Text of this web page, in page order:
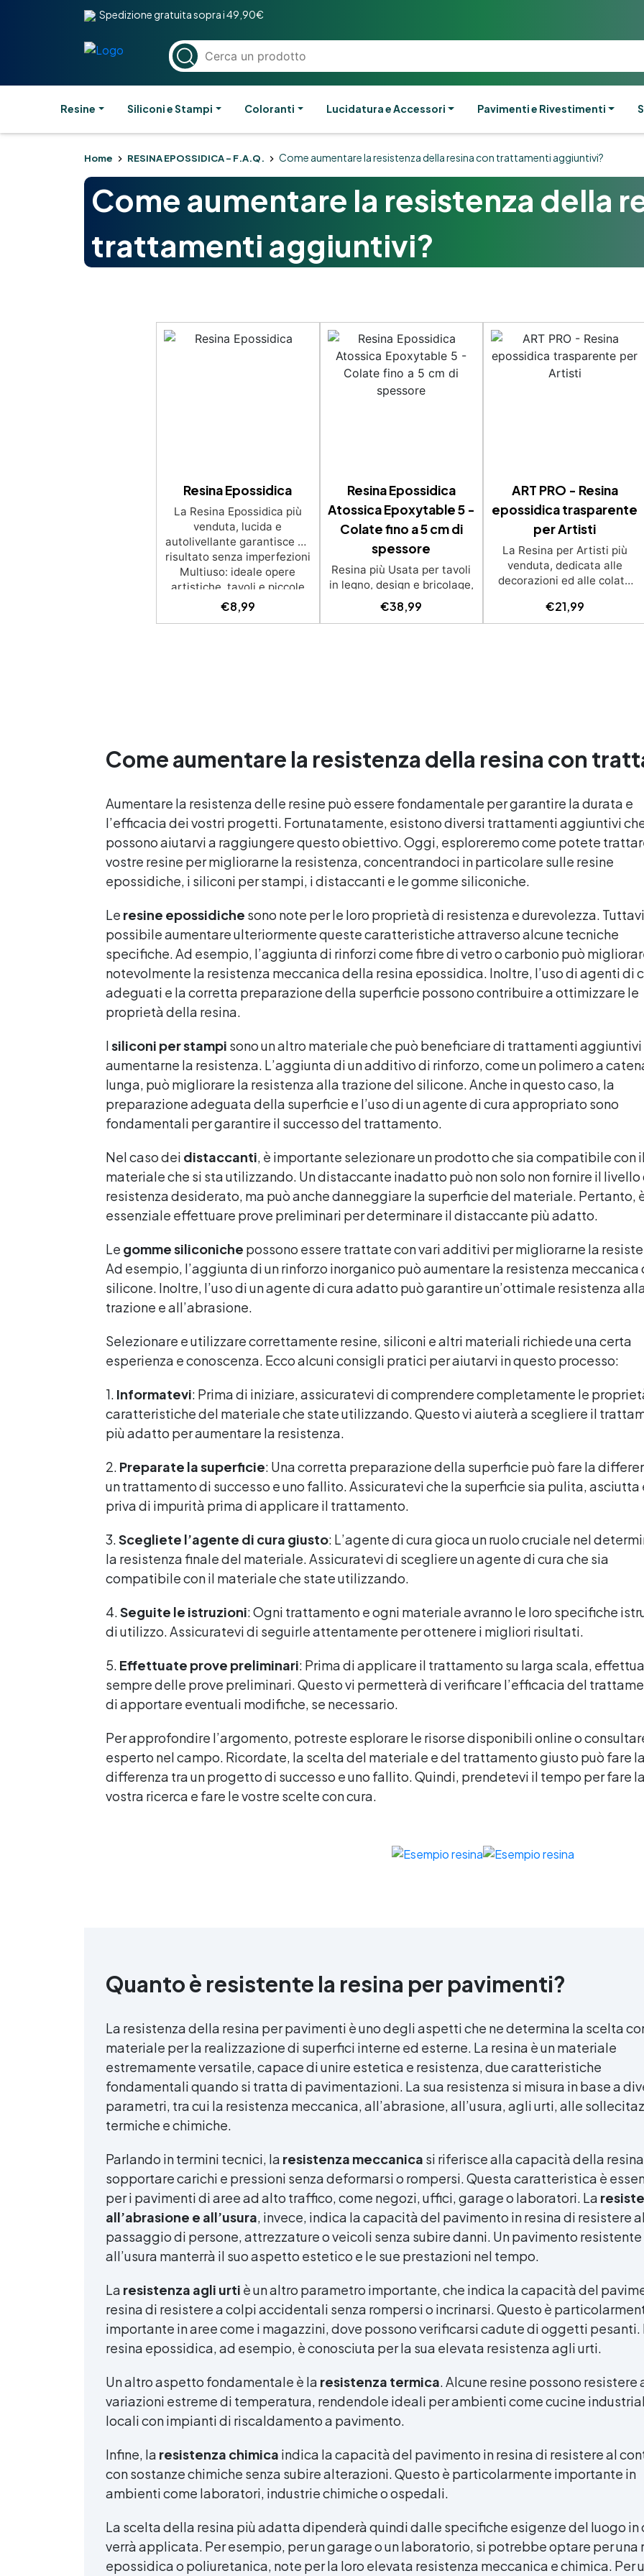
Spedizione gratuita sopra i 49,90€
Resine Siliconi e Stampi Coloranti Lucidatura e Accessori Pavimenti e Rivestimenti
Home RESINA EPOSSIDICA – F.A.Q. Come aumentare la resistenza della resina con trattamenti aggiuntivi?
Come aumentare la resistenza della
trattamenti aggiuntivi?
Resina Epossidica
La Resina Epossidica più
venduta, lucida e
autolivellante garantisce un
risultato senza imperfezioni
Multiuso: ideale opere
artistiche, tavoli e piccole
creazioni con colate da 1
mm a 2 cm Resistente ai
inglobamenti Certificata
Atossica post catalisi per
free e VoC Free
€8,99
Resina Epossidica
Atossica Epoxytable 5 -
Colate fino a 5 cm di
spessore
Resina più Usata per tavoli
in legno, design e bricolage,
adatta a colate fino a 5 cm.
Bassissima esotermia per
Sicura, atossica, BPA/VOC
free e certificata per il
pelle.
€38,99
ART PRO - Resina
epossidica trasparente
per Artisti
La Resina per Artisti più
venduta, dedicata alle
decorazioni ed alle colate
rivestimenti, vassoi e anche
piccole creazioni artistiche.
lucida e brillante
€21,99
Come aumentare la resistenza della resina con
Aumentare la resistenza delle resine può essere fondamentale per garantire la durata e
l’efficacia dei vostri progetti. Fortunatamente, esistono diversi trattamenti aggiuntivi
possono aiutarvi a raggiungere questo obiettivo. Oggi, esploreremo come potete
vostre resine per migliorarne la resistenza, concentrandoci in particolare sulle resine
epossidiche, i siliconi per stampi, i distaccanti e le gomme siliconiche.
Le resine epossidiche sono note per le loro proprietà di resistenza e durevolezza.
possibile aumentare ulteriormente queste caratteristiche attraverso alcune tecniche
specifiche. Ad esempio, l’aggiunta di rinforzi come fibre di vetro o carbonio può
notevolmente la resistenza meccanica della resina epossidica. Inoltre, l’uso di agenti di
adeguati e la corretta preparazione della superficie possono contribuire a ottimizzare le
proprietà della resina.
Isiliconi per stampi sono un altro materiale che può beneficiare di trattamenti
aumentarne la resistenza. L’aggiunta di un additivo di rinforzo, come un polimero a
lunga, può migliorare la resistenza alla trazione del silicone. Anche in questo caso, la
preparazione adeguata della superficie e l’uso di un agente di cura appropriato sono
fondamentali per garantire il successo del trattamento.
Nel caso dei distaccanti, è importante selezionare un prodotto che sia compatibile con il
materiale che si sta utilizzando. Un distaccante inadatto può non solo non fornire il livello
resistenza desiderato, ma può anche danneggiare la superficie del materiale. Pertanto,
essenziale effettuare prove preliminari per determinare il distaccante più adatto.
Le gomme siliconiche possono essere trattate con vari additivi per migliorarne la
Ad esempio, l’aggiunta di un rinforzo inorganico può aumentare la resistenza meccanica
silicone. Inoltre, l’uso di un agente di cura adatto può garantire un’ottimale resistenza
trazione e all’abrasione.
Selezionare e utilizzare correttamente resine, siliconi e altri materiali richiede una certa
esperienza e conoscenza. Ecco alcuni consigli pratici per aiutarvi in questo processo:
1. Informatevi: Prima di iniziare, assicuratevi di comprendere completamente le
caratteristiche del materiale che state utilizzando. Questo vi aiuterà a scegliere il
più adatto per aumentare la resistenza.
2. Preparate la superficie: Una corretta preparazione della superficie può fare la
un trattamento di successo e uno fallito. Assicuratevi che la superficie sia pulita, asciutta
priva di impurità prima di applicare il trattamento.
3.Scegliete l’agente di cura giusto: L’agente di cura gioca un ruolo cruciale nel
la resistenza finale del materiale. Assicuratevi di scegliere un agente di cura che sia
compatibile con il materiale che state utilizzando.
4.Seguite le istruzioni: Ogni trattamento e ogni materiale avranno le loro specifiche
di utilizzo. Assicuratevi di seguirle attentamente per ottenere i migliori risultati.
5. Effettuate prove preliminari: Prima di applicare il trattamento su larga scala,
sempre delle prove preliminari. Questo vi permetterà di verificare l’efficacia del
di apportare eventuali modifiche, se necessario.
Per approfondire l’argomento, potreste esplorare le risorse disponibili online o
esperto nel campo. Ricordate, la scelta del materiale e del trattamento giusto può fare la
differenza tra un progetto di successo e uno fallito. Quindi, prendetevi il tempo per fare la
vostra ricerca e fare le vostre scelte con cura.
Quanto è resistente la resina per pavimenti?
La resistenza della resina per pavimenti è uno degli aspetti che ne determina la scelta
materiale per la realizzazione di superfici interne ed esterne. La resina è un materiale
estremamente versatile, capace di unire estetica e resistenza, due caratteristiche
fondamentali quando si tratta di pavimentazioni. La sua resistenza si misura in base a
parametri, tra cui la resistenza meccanica, all’abrasione, all’usura, agli urti, alle
termiche e chimiche.
Parlando in termini tecnici, la resistenza meccanica si riferisce alla capacità della
sopportare carichi e pressioni senza deformarsi o rompersi. Questa caratteristica è
per i pavimenti di aree ad alto traffico, come negozi, uffici, garage o laboratori. La
all’abrasione e all’usura, invece, indica la capacità del pavimento in resina di resistere al
passaggio di persone, attrezzature o veicoli senza subire danni. Un pavimento resistente
all’usura manterrà il suo aspetto estetico e le sue prestazioni nel tempo.
La resistenza agli urti è un altro parametro importante, che indica la capacità del
resina di resistere a colpi accidentali senza rompersi o incrinarsi. Questo è
importante in aree come i magazzini, dove possono verificarsi cadute di oggetti pesanti.
resina epossidica, ad esempio, è conosciuta per la sua elevata resistenza agli urti.
Un altro aspetto fondamentale è la resistenza termica. Alcune resine possono resistere
variazioni estreme di temperatura, rendendole ideali per ambienti come cucine
locali con impianti di riscaldamento a pavimento.
Infine, la resistenza chimica indica la capacità del pavimento in resina di resistere al
con sostanze chimiche senza subire alterazioni. Questo è particolarmente importante in
ambienti come laboratori, industrie chimiche o ospedali.
La scelta della resina più adatta dipenderà quindi dalle specifiche esigenze del luogo in
verrà applicata. Per esempio, per un garage o un laboratorio, si potrebbe optare per una
epossidica o poliuretanica, note per la loro elevata resistenza meccanica e chimica. Per